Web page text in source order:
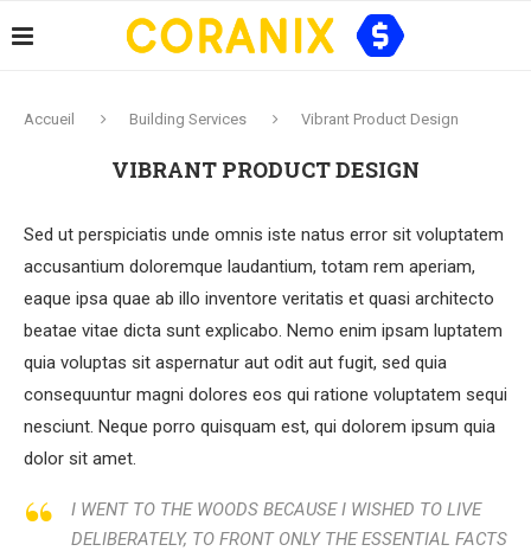
Accueil Building Services Vibrant Product Design
VIBRANT PRODUCT DESIGN
Sed ut perspiciatis unde omnis iste natus error sit voluptatem
accusantium doloremque laudantium, totam rem aperiam,
eaque ipsa quae ab illo inventore veritatis et quasi architecto
beatae vitae dicta sunt explicabo. Nemo enim ipsam luptatem
quia voluptas sit aspernatur aut odit aut fugit, sed quia
consequuntur magni dolores eos qui ratione voluptatem sequi
nesciunt. Neque porro quisquam est, qui dolorem ipsum quia
dolor sit amet.
I WENT TO THE WOODS BECAUSE I WISHED TO LIVE
DELIBERATELY, TO FRONT ONLY THE ESSENTIAL FACTS